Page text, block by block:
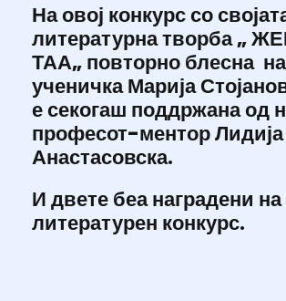
На овој конкурс со
литературна творба „
ТАА„ повторно блесна
ученичка Марија
е секогаш поддржана од
професот-ментор Лидија
Анастасовска.
И двете беа наградени на
литературен конкурс.